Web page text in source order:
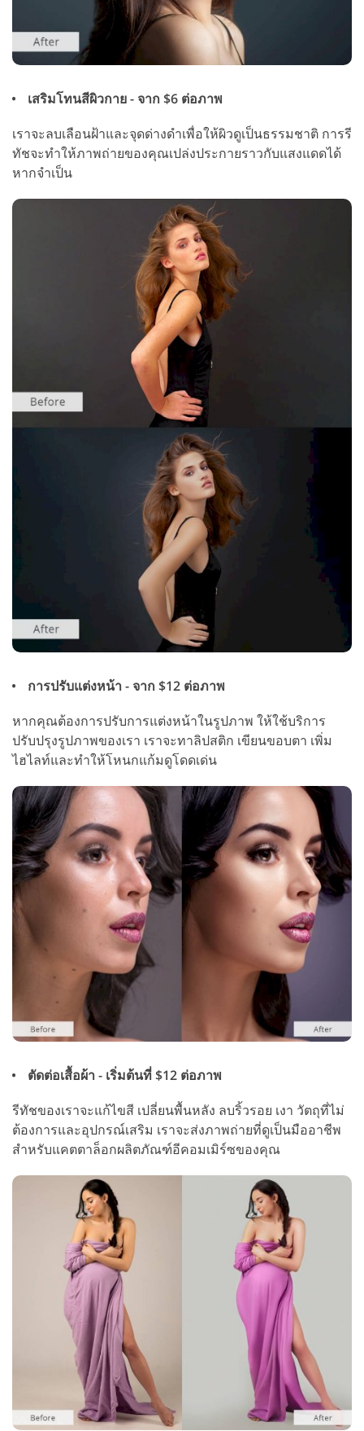
เสริมโทนสีผิวกาย - จาก $6 ต่อภาพ
เราจะลบเลือนฝ้าและจุดด่างดำเพื่อให้ผิวดูเป็นธรรมชาติ การรี
ทัชจะทำให้ภาพถ่ายของคุณเปล่งประกายราวกับแสงแดดได้
หากจำเป็น
การปรับแต่งหน้า - จาก $12 ต่อภาพ
หากคุณต้องการปรับการแต่งหน้าในรูปภาพ ให้ใช้บริการ
ปรับปรุงรูปภาพของเรา เราจะทาลิปสติก เขียนขอบตา เพิ่ม
ไฮไลท์และทำให้โหนกแก้มดูโดดเด่น
ตัดต่อเสื้อผ้า - เริ่มต้นที่ $12 ต่อภาพ
รีทัชของเราจะแก้ไขสี เปลี่ยนพื้นหลัง ลบริ้วรอย เงา วัตถุที่ไม่
ต้องการและอุปกรณ์เสริม เราจะส่งภาพถ่ายที่ดูเป็นมืออาชีพ
สำหรับแคตตาล็อกผลิตภัณฑ์อีคอมเมิร์ซของคุณ